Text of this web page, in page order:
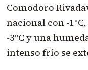
Comodoro
nacional con -
-3°C y una
intenso frío se